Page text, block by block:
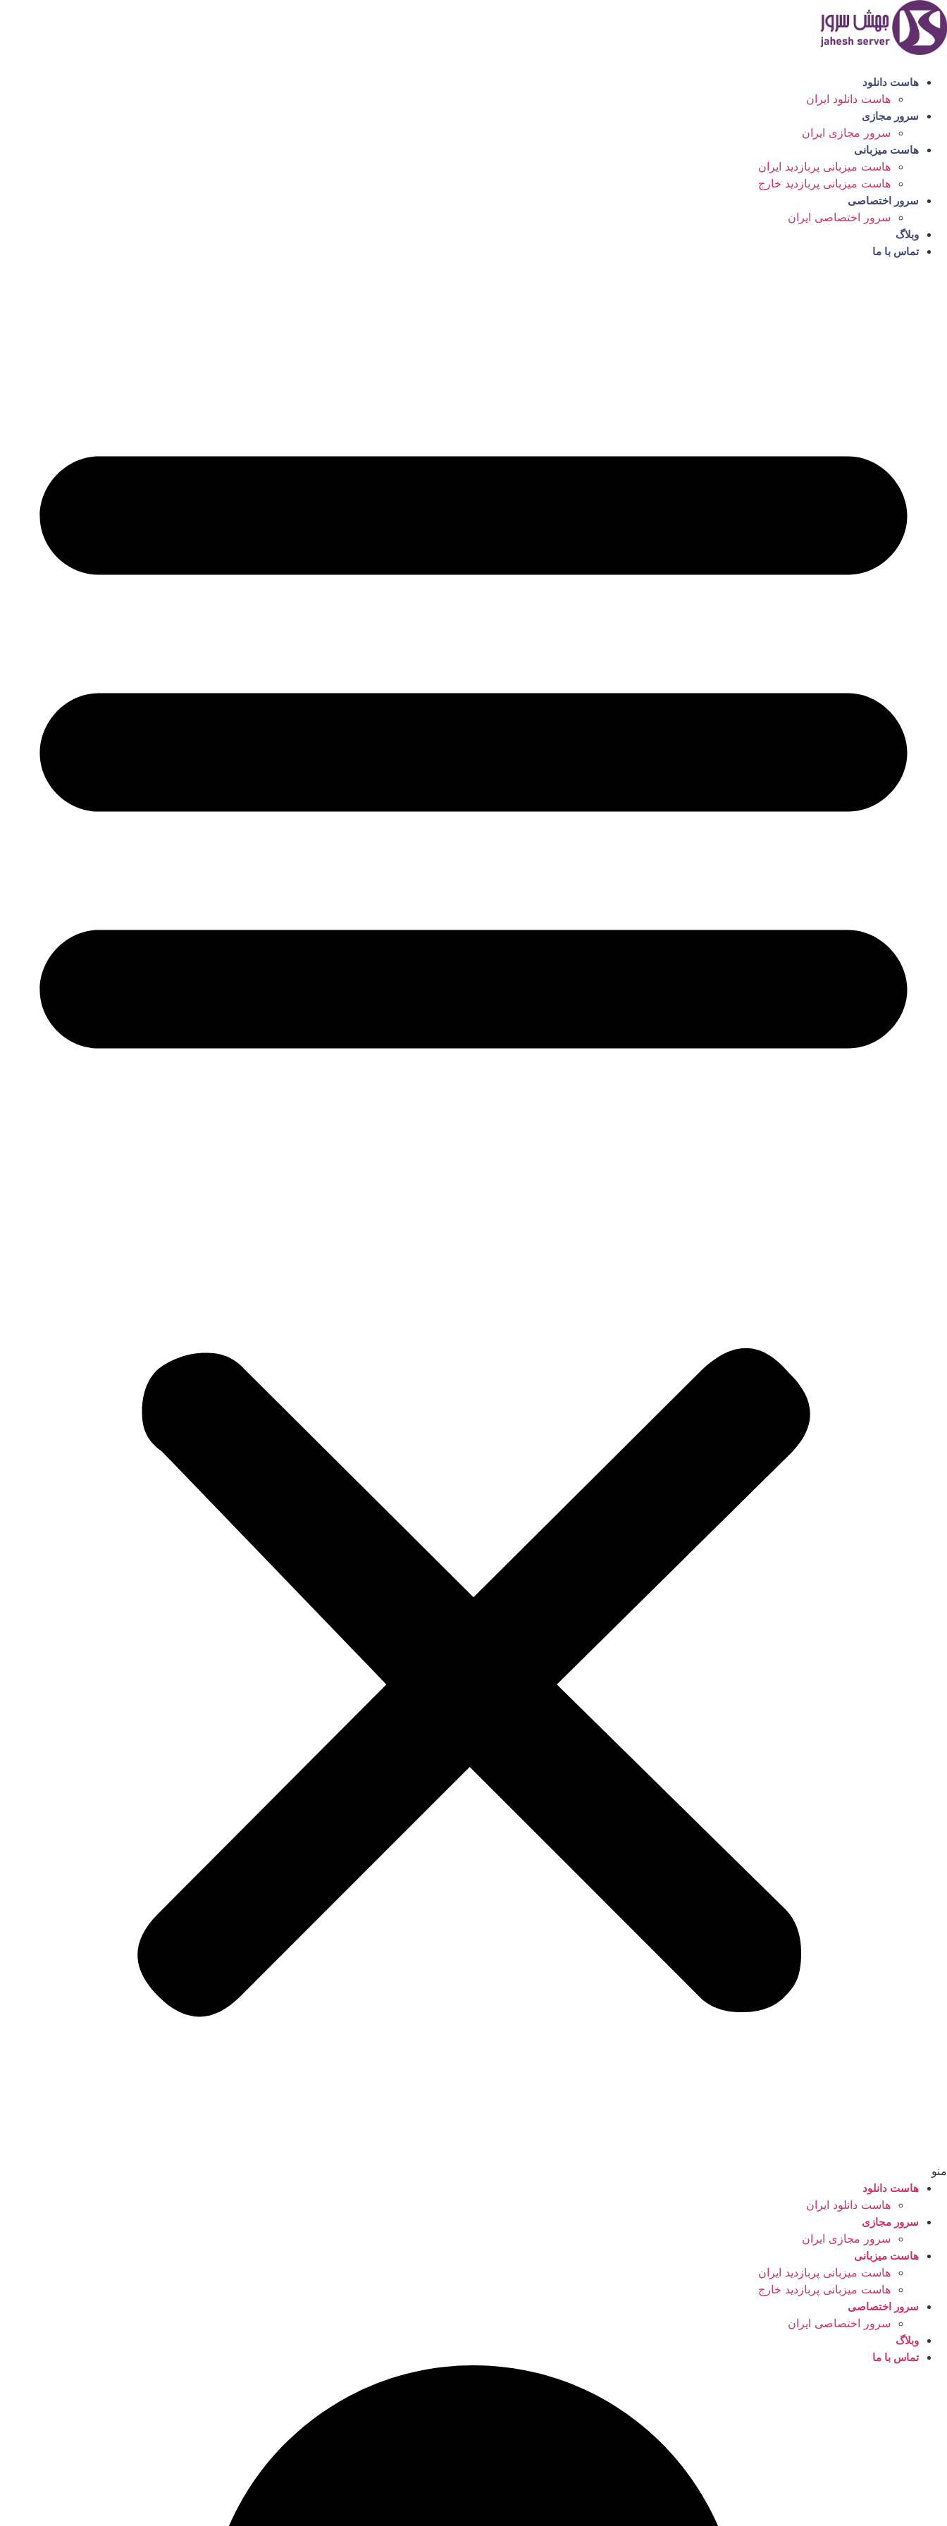
پرش
به
محتوا
هاست دانلود
هاست دانلود ایران
سرور مجازی
سرور مجازی ایران
هاست میزبانی
هاست میزبانی پربازدید ایران
هاست میزبانی پربازدید خارج
سرور اختصاصی
سرور اختصاصی ایران
وبلاگ
تماس با ما
منو
هاست دانلود
هاست دانلود ایران
سرور مجازی
سرور مجازی ایران
هاست میزبانی
هاست میزبانی پربازدید ایران
هاست میزبانی پربازدید خارج
سرور اختصاصی
سرور اختصاصی ایران
وبلاگ
تماس با ما